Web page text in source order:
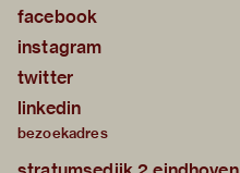
facebook
instagram
twitter
linkedin
bezoekadres